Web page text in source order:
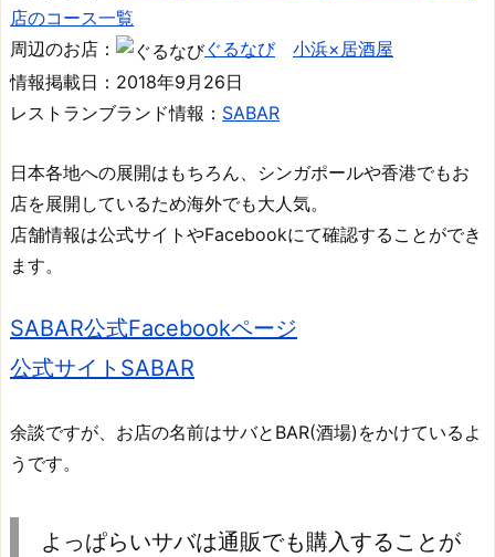
店のコース一覧
周辺のお店：
ぐるなび
小浜×居酒屋
情報掲載日：2018年9月26日
レストランブランド情報： SABAR
日本各地への展開はもちろん、シンガポールや香港でもお
店を展開しているため海外でも大人気。
店舗情報は公式サイトやFacebookにて確認することができ
ます。
SABAR公式Facebookページ
公式サイトSABAR
余談ですが、お店の名前はサバとBAR(酒場)をかけているよ
うです。
よっぱらいサバは通販でも購入することが